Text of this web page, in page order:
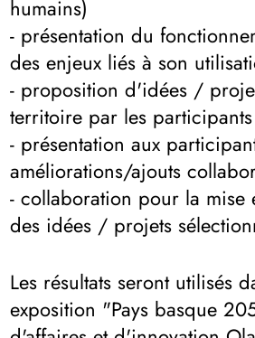
humains)
- présentation du
des enjeux liés à son
- proposition d'idées /
territoire par les participants
- présentation aux
améliorations/ajouts
- collaboration pour la mise
des idées / projets
Les résultats seront utilisés
exposition "Pays basque